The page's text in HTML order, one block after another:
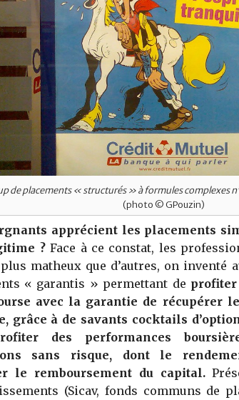
de placements « structurés » à formules complexes
(photo © GPouzin)
apprécient les placements
?Face à ce constat, les
matheux que d’autres, on inventé
« garantis » permettant de profiter
avec la garantie de récupérer
grâce à de savants cocktails
des performances
sans risque, dont le
le remboursement du capital.
(Sicav, fonds communs de